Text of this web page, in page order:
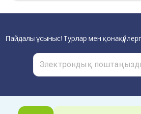
Пайдалы ұсыныс! Турлар мен